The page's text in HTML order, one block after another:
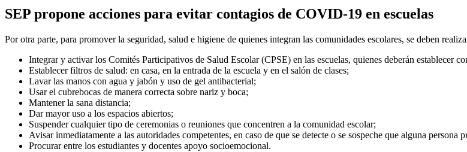
SEP propone acciones para evitar contagios de COVID-19 en escuelas
Por otra parte, para promover la seguridad, salud e higiene de quienes integran las comunidades escolares, se deben
Integrar y activar los Comités Participativos de Salud Escolar (CPSE) en las escuelas, quienes deberán establecer
Establecer filtros de salud: en casa, en la entrada de la escuela y en el salón de clases;
Lavar las manos con agua y jabón y uso de gel antibacterial;
Usar el cubrebocas de manera correcta sobre nariz y boca;
Mantener la sana distancia;
Dar mayor uso a los espacios abiertos;
Suspender cualquier tipo de ceremonias o reuniones que concentren a la comunidad escolar;
Avisar inmediatamente a las autoridades competentes, en caso de que se detecte o se sospeche que alguna
Procurar entre los estudiantes y docentes apoyo socioemocional.